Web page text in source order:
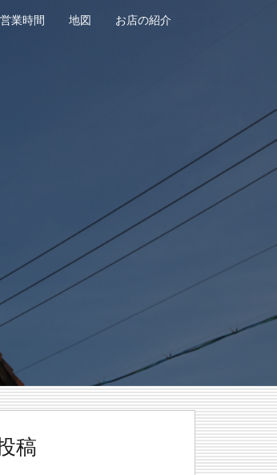
営業時間 地図 お店の紹介
稿